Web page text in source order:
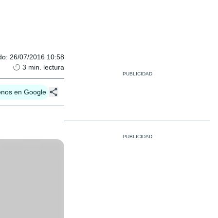
: 26/07/2016 10:58
3 min. lectura
en Google